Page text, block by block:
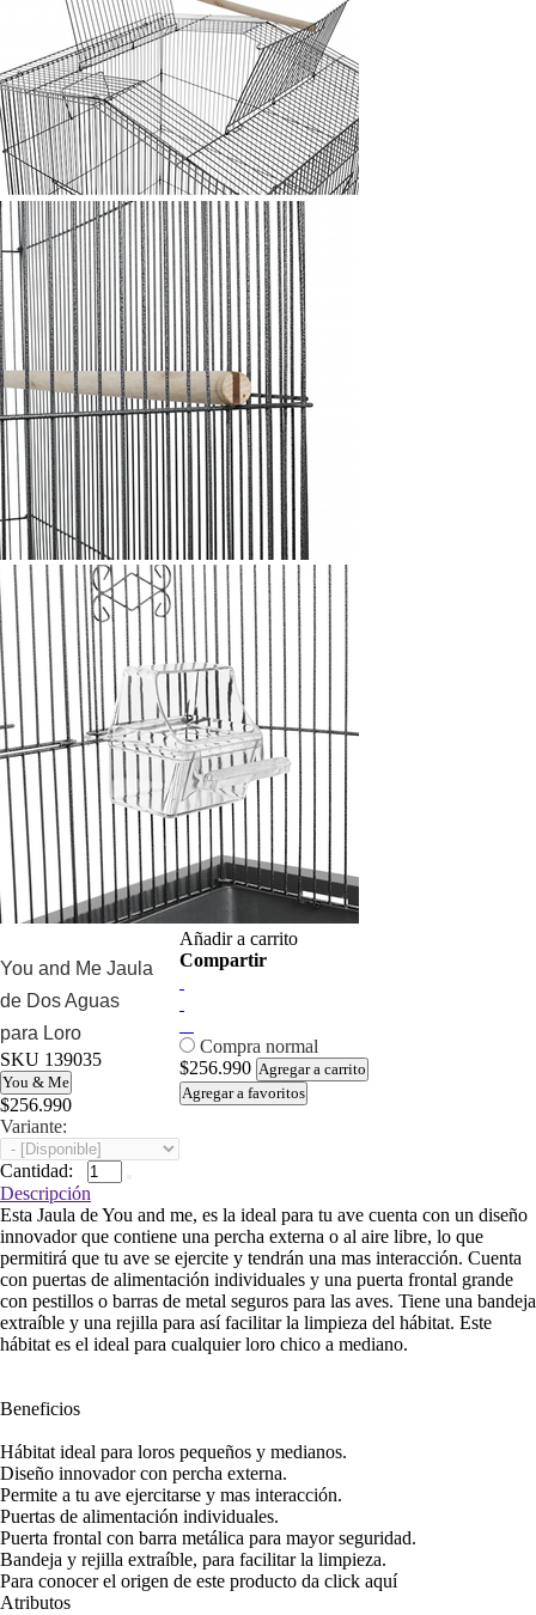
You and Me Jaula
de Dos Aguas
para Loro
SKU 139035
You & Me
$256.990
Variante:
Cantidad:
Añadir a carrito
Compartir
Compra normal
$256.990 Agregar a carrito
Agregar a favoritos
Descripción
Esta Jaula de You and me, es la ideal para tu ave cuenta con un diseño
innovador que contiene una percha externa o al aire libre, lo que
permitirá que tu ave se ejercite y tendrán una mas interacción. Cuenta
con puertas de alimentación individuales y una puerta frontal grande
con pestillos o barras de metal seguros para las aves. Tiene una bandeja
extraíble y una rejilla para así facilitar la limpieza del hábitat. Este
hábitat es el ideal para cualquier loro chico a mediano.
Beneficios
Hábitat ideal para loros pequeños y medianos.
Diseño innovador con percha externa.
Permite a tu ave ejercitarse y mas interacción.
Puertas de alimentación individuales.
Puerta frontal con barra metálica para mayor seguridad.
Bandeja y rejilla extraíble, para facilitar la limpieza.
Para conocer el origen de este producto da click aquí
Atributos